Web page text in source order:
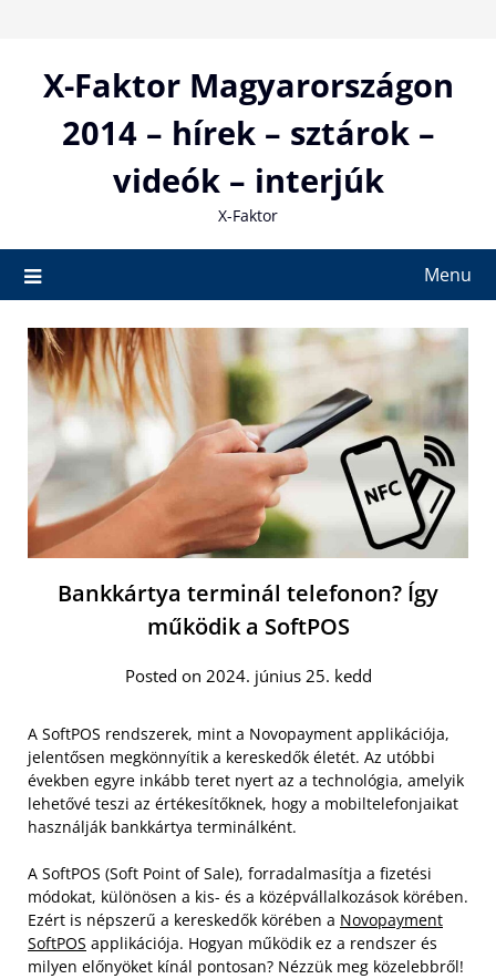
contentX-Faktor Magyarországon
2014 – hírek – sztárok –
videók – interjúk
X-Faktor
Menu
Bankkártya terminál telefonon? Így
működik a SoftPOS
Posted on 2024. június 25. kedd
A SoftPOS rendszerek, mint a Novopayment applikációja,
jelentősen megkönnyítik a kereskedők életét. Az utóbbi
években egyre inkább teret nyert az a technológia, amelyik
lehetővé teszi az értékesítőknek, hogy a mobiltelefonjaikat
használják bankkártya terminálként.
A SoftPOS (Soft Point of Sale), forradalmasítja a fizetési
módokat, különösen a kis- és a középvállalkozások körében.
Ezért is népszerű a kereskedők körében a Novopayment
SoftPOS applikációja. Hogyan működik ez a rendszer és
milyen előnyöket kínál pontosan? Nézzük meg közelebbről!